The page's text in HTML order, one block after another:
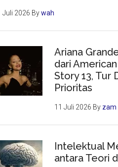
Juli 2026 Bywah
Ariana
dari
Story 13, Tur
Prioritas
11 Juli 2026 By zam
Intelektual
antara Teori